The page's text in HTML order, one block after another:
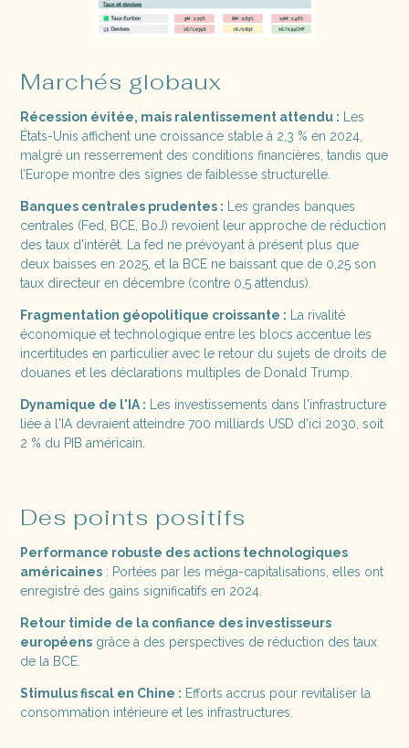
Marchés globaux
Récession évitée, mais ralentissement attendu : Les
États-Unis affichent une croissance stable à 2,3 % en 2024,
malgré un resserrement des conditions financières, tandis que
l’Europe montre des signes de faiblesse structurelle​​.
Banques centrales prudentes : Les grandes banques
centrales (Fed, BCE, BoJ) revoient leur approche de réduction
des taux d'intérêt. La fed ne prévoyant à présent plus que
deux baisses en 2025, et la BCE ne baissant que de 0,25 son
taux directeur en décembre (contre 0,5 attendus).
Fragmentation géopolitique croissante : La rivalité
économique et technologique entre les blocs accentue les
incertitudes en particulier​​ avec le retour du sujets de droits de
douanes et les déclarations multiples de Donald Trump.
Dynamique de l'IA : Les investissements dans l'infrastructure
liée à l'IA devraient atteindre 700 milliards USD d'ici 2030, soit
2 % du PIB américain​.
Des points positifs
Performance robuste des actions technologiques
américaines : Portées par les méga-capitalisations, elles ont
enregistré des gains significatifs en 2024​.
Retour timide de la confiance des investisseurs
européens grâce à des perspectives de réduction des taux
de la BCE​.
Stimulus fiscal en Chine : Efforts accrus pour revitaliser la
consommation intérieure et les infrastructures​.